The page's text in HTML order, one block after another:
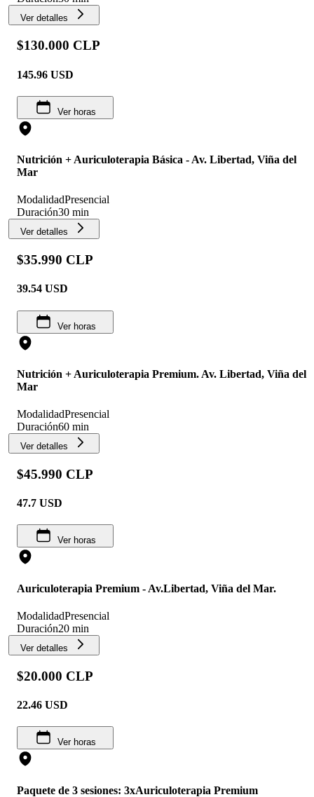
Ver detalles
$130.000 CLP
145.96 USD
Ver horas
Nutrición + Auriculoterapia Básica - Av. Libertad, Viña del
Mar
ModalidadPresencial
Duración30 min
Ver detalles
$35.990 CLP
39.54 USD
Ver horas
Nutrición + Auriculoterapia Premium. Av. Libertad, Viña del
Mar
ModalidadPresencial
Duración60 min
Ver detalles
$45.990 CLP
47.7 USD
Ver horas
Auriculoterapia Premium - Av.Libertad, Viña del Mar.
ModalidadPresencial
Duración20 min
Ver detalles
$20.000 CLP
22.46 USD
Ver horas
Paquete de 3 sesiones: 3xAuriculoterapia Premium